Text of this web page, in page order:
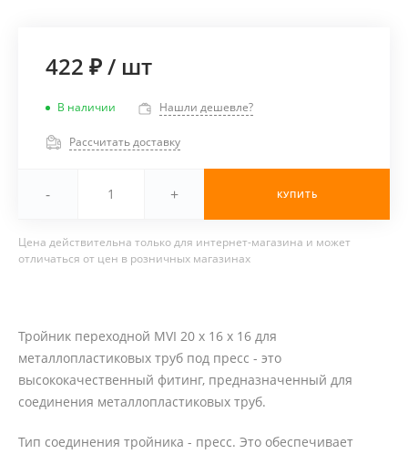
422 ₽/ шт
В наличии Нашли дешевле?
Рассчитать доставку
- + КУПИТЬ
Цена действительна только для интернет-магазина и может
отличаться от цен в розничных магазинах
Тройник переходной MVI 20 х 16 х 16 для
металлопластиковых труб под пресс - это
высококачественный фитинг, предназначенный для
соединения металлопластиковых труб.
Тип соединения тройника - пресс. Это обеспечивает